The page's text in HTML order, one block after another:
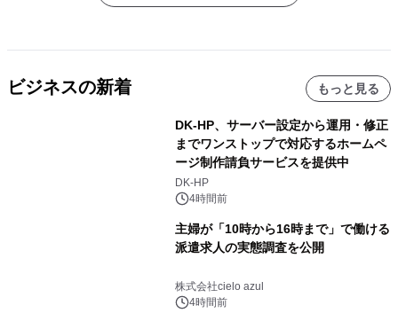
ビジネスの新着 もっと見る
DK-HP、サーバー設定から運用・修正
までワンストップで対応するホームペ
ージ制作請負サービスを提供中
DK-HP
4時間前
主婦が「10時から16時まで」で働ける
派遣求人の実態調査を公開
株式会社cielo azul
4時間前